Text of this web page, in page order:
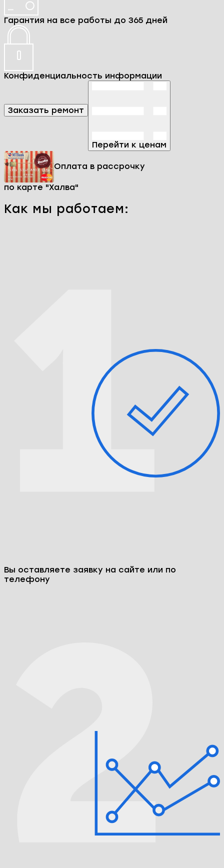
Гарантия на все работы до 365 дней
Конфиденциальность информации
Заказать ремонт
Перейти к ценам
Оплата в рассрочку
по карте "Халва"
Как мы работаем:
Вы оставляете заявку на сайте или по
телефону